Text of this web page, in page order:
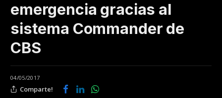
emergencia gracias al
sistema Commander de
CBS
04/05/2017
Comparte!